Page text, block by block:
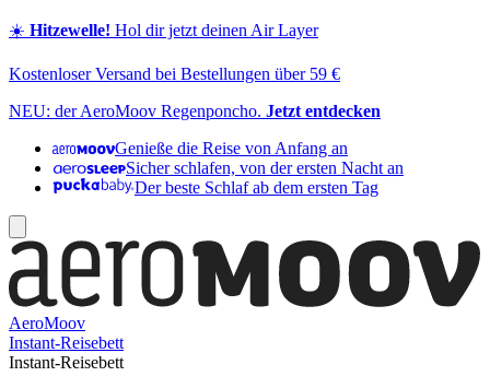
☀️ Hitzewelle! Hol dir jetzt deinen Air Layer
Kostenloser Versand bei Bestellungen über 59 €
NEU: der AeroMoov Regenponcho. Jetzt entdecken
Genieße die Reise von Anfang an
Sicher schlafen, von der ersten Nacht an
Der beste Schlaf ab dem ersten Tag
AeroMoov
Instant-Reisebett
Instant-Reisebett